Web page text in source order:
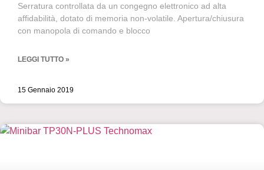
Serratura controllata da un congegno elettronico ad alta
affidabilità, dotato di memoria non-volatile. Apertura/chiusura
con manopola di comando e blocco
LEGGI TUTTO »
15 Gennaio 2019